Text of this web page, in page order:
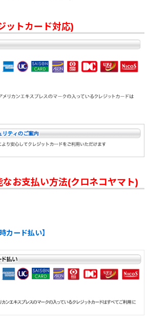
ットカード対応)
お支払い方法(クロネコヤマト)
カード払い】